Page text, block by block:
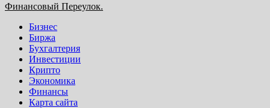
Основное
Финансовый Переулок.
Бизнес
Биржа
Бухгалтерия
Инвестиции
Крипто
Экономика
Финансы
Карта сайта